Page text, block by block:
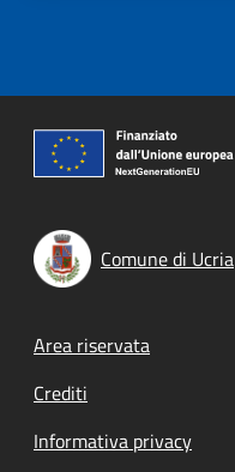
Comune di Ucria
Footer menu
Area riservata
Crediti
Informativa privacy